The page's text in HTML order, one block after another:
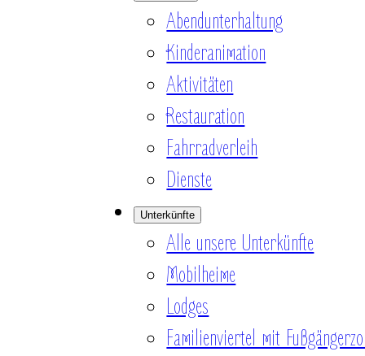
Abendunterhaltung
Kinderanimation
Aktivitäten
Restauration
Fahrradverleih
Dienste
Unterkünfte
Alle unsere Unterkünfte
Mobilheime
Lodges
Familienviertel mit